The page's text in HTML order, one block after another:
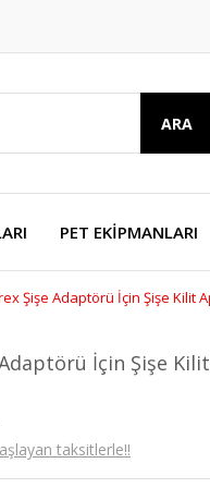
ARA
PET EKİPMANLARI
Şişe Adaptörü İçin Şişe Kilit
İçin Şişe
taksitlerle!!